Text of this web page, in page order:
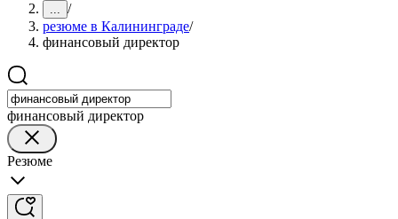
... /
резюме в Калининграде/
финансовый директор
финансовый директор
Резюме